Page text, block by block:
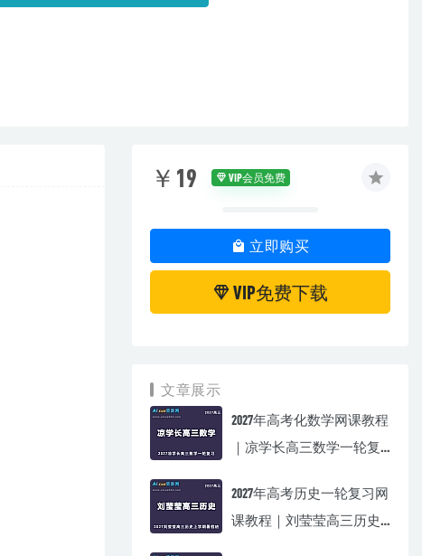
￥19 VIP会员免费
立即购买
VIP免费下载
文章展示
2027年高考化数学网课教程
｜凉学长高三数学一轮复
2027年高考历史一轮复习网
课教程｜刘莹莹高三历史